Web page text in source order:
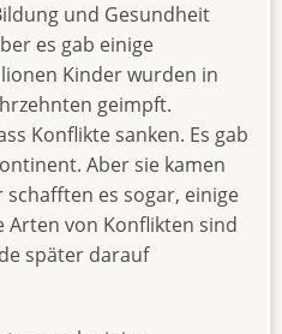
und Gesundheit
es gab einige
Kinder wurden in
geimpft.
Konflikte sanken. Es gab
Aber sie kamen
es sogar, einige
Arten von Konflikten sind
später darauf